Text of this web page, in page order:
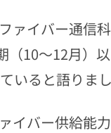
ァイバー通信
（10～12月）
いると語りまし
イバー供給能